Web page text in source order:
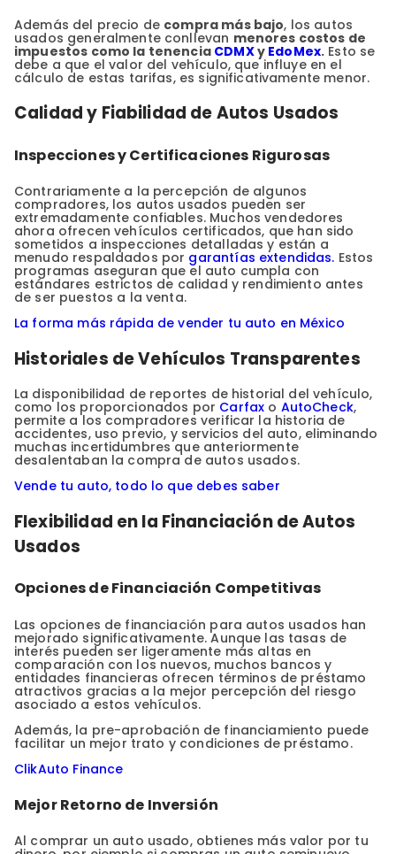
Además del precio de compra más bajo, los autos
usados generalmente conllevan menores costos de
impuestos como la tenencia CDMXy EdoMex. Esto se
debe a que el valor del vehículo, que influye en el
cálculo de estas tarifas, es significativamente menor.
Calidad y Fiabilidad de Autos Usados
Inspecciones y Certificaciones Rigurosas
Contrariamente a la percepción de algunos
compradores, los autos usados pueden ser
extremadamente confiables. Muchos vendedores
ahora ofrecen vehículos certificados, que han sido
sometidos a inspecciones detalladas y están a
menudo respaldados por garantías extendidas. Estos
programas aseguran que el auto cumpla con
estándares estrictos de calidad y rendimiento antes
de ser puestos a la venta.
La forma más rápida de vender tu auto en México
Historiales de Vehículos Transparentes
La disponibilidad de reportes de historial del vehículo,
como los proporcionados por Carfax o AutoCheck,
permite a los compradores verificar la historia de
accidentes, uso previo, y servicios del auto, eliminando
muchas incertidumbres que anteriormente
desalentaban la compra de autos usados.
Vende tu auto, todo lo que debes saber
Flexibilidad en la Financiación de Autos
Usados
Opciones de Financiación Competitivas
Las opciones de financiación para autos usados han
mejorado significativamente. Aunque las tasas de
interés pueden ser ligeramente más altas en
comparación con los nuevos, muchos bancos y
entidades financieras ofrecen términos de préstamo
atractivos gracias a la mejor percepción del riesgo
asociado a estos vehículos.
Además, la pre-aprobación de financiamiento puede
facilitar un mejor trato y condiciones de préstamo.
ClikAuto Finance
Mejor Retorno de Inversión
Al comprar un auto usado, obtienes más valor por tu